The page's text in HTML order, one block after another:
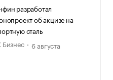
разработал
об акцизе на
сталь
Бизнес
6 августа